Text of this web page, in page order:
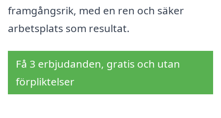
framgångsrik, med en ren och säker
arbetsplats som resultat.
Få 3 erbjudanden, gratis och utan
förpliktelser